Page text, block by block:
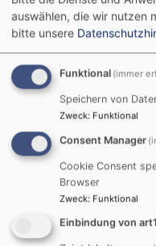
Startseite
"Unterm Regenbogen"
Haus für
"Unterm
Kirchengemeinde
auswählen, die wir nutzen
bitte unsere
Funktional (immer
Speichern von
Zweck: Funktional
Consent Manager
Cookie Consent
Browser
Zweck: Funktional
Einbindung von